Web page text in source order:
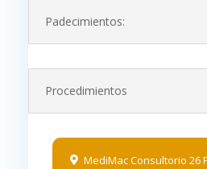
Padecimientos:
Procedimientos
MediMac Consultorio 26